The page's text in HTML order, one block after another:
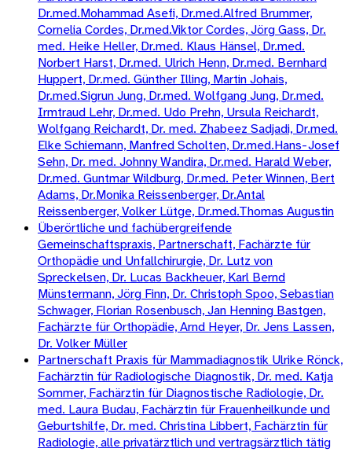
Dr.med.Mohammad Asefi, Dr.med.Alfred Brummer,
Cornelia Cordes, Dr.med.Viktor Cordes, Jörg Gass, Dr.
med. Heike Heller, Dr.med. Klaus Hänsel, Dr.med.
Norbert Harst, Dr.med. Ulrich Henn, Dr.med. Bernhard
Huppert, Dr.med. Günther Illing, Martin Johais,
Dr.med.Sigrun Jung, Dr.med. Wolfgang Jung, Dr.med.
Irmtraud Lehr, Dr.med. Udo Prehn, Ursula Reichardt,
Wolfgang Reichardt, Dr. med. Zhabeez Sadjadi, Dr.med.
Elke Schiemann, Manfred Scholten, Dr.med.Hans-Josef
Sehn, Dr. med. Johnny Wandira, Dr.med. Harald Weber,
Dr.med. Guntmar Wildburg, Dr.med. Peter Winnen, Bert
Adams, Dr.Monika Reissenberger, Dr.Antal
Reissenberger, Volker Lütge, Dr.med.Thomas Augustin
Überörtliche und fachübergreifende
Gemeinschaftspraxis, Partnerschaft, Fachärzte für
Orthopädie und Unfallchirurgie, Dr. Lutz von
Spreckelsen, Dr. Lucas Backheuer, Karl Bernd
Münstermann, Jörg Finn, Dr. Christoph Spoo, Sebastian
Schwager, Florian Rosenbusch, Jan Henning Bastgen,
Fachärzte für Orthopädie, Arnd Heyer, Dr. Jens Lassen,
Dr. Volker Müller
Partnerschaft Praxis für Mammadiagnostik Ulrike Rönck,
Fachärztin für Radiologische Diagnostik, Dr. med. Katja
Sommer, Fachärztin für Diagnostische Radiologie, Dr.
med. Laura Budau, Fachärztin für Frauenheilkunde und
Geburtshilfe, Dr. med. Christina Libbert, Fachärztin für
Radiologie, alle privatärztlich und vertragsärztlich tätig